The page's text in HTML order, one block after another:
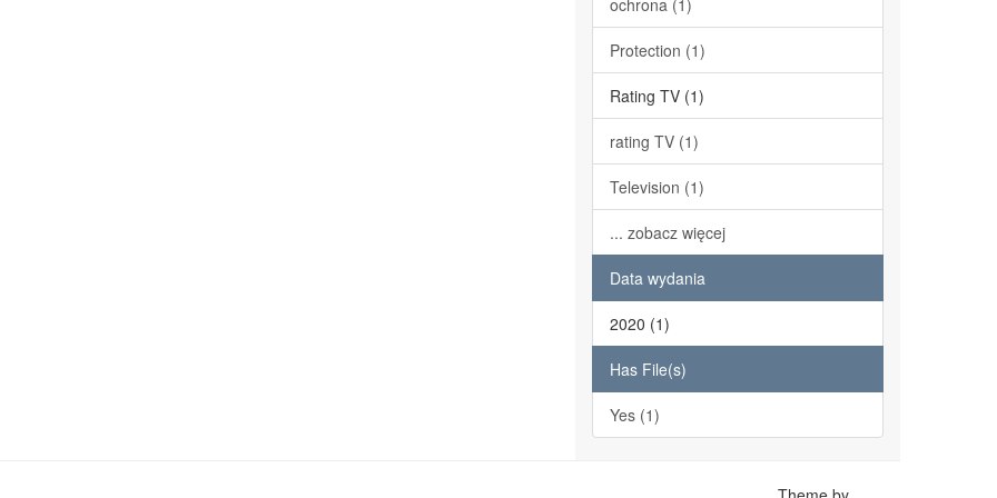
ochrona (1)
Protection (1)
Rating TV (1)
rating TV (1)
Television (1)
... zobacz więcej
Data wydania
2020 (1)
Has File(s)
Yes (1)